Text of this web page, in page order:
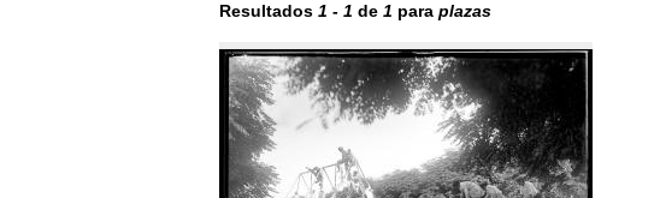
Resultados 1 - 1 de 1 para plazas